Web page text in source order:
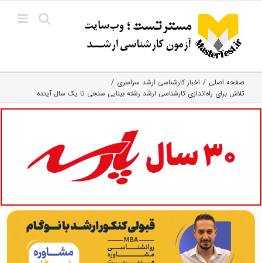
content
صفحه اصلی
اخبار کارشناسی ارشد سراسری
تلاش برای راه‌اندازی کارشناسی ارشد رشته بینایی سنجی تا یک سال آینده